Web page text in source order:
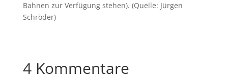
Bahnen zur Verfügung stehen). (Quelle: Jürgen
Schröder)
4 Kommentare